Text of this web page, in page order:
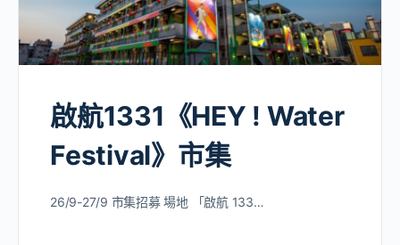
啟航1331《HEY ! Water
Festival》市集
26/9-27/9 市集招募 場地 「啟航 133…